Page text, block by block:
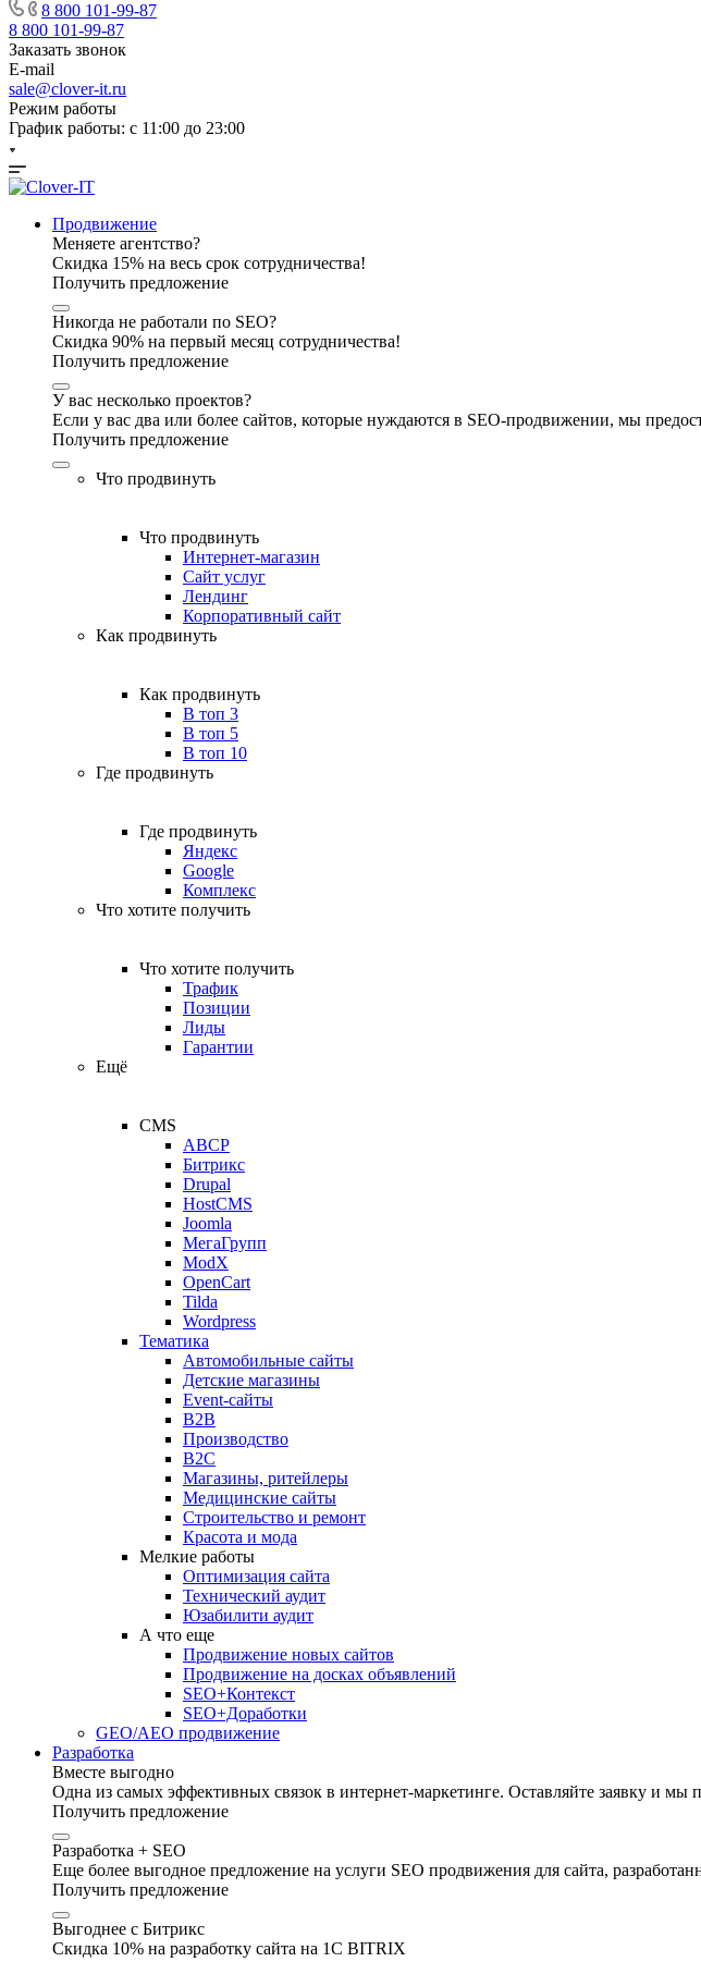
8 800 101-99-87
8 800 101-99-87
Заказать звонок
E-mail
sale@clover-it.ru
Режим работы
График работы: с 11:00 до 23:00
Продвижение
Меняете агентство?
Скидка 15% на весь срок сотрудничества!
Получить предложение
Никогда не работали по SEO?
Скидка 90% на первый месяц сотрудничества!
Получить предложение
У вас несколько проектов?
Если у вас два или более сайтов, которые нуждаются в SEO-продвижении, мы
Получить предложение
Что продвинуть
Что продвинуть
Интернет-магазин
Сайт услуг
Лендинг
Корпоративный сайт
Как продвинуть
Как продвинуть
В топ 3
В топ 5
В топ 10
Где продвинуть
Где продвинуть
Яндекс
Google
Комплекс
Что хотите получить
Что хотите получить
Трафик
Позиции
Лиды
Гарантии
Ещё
CMS
ABCP
Битрикс
Drupal
HostCMS
Joomla
МегаГрупп
ModX
OpenCart
Tilda
Wordpress
Тематика
Автомобильные сайты
Детские магазины
Event-сайты
B2B
Производство
B2C
Магазины, ритейлеры
Медицинские сайты
Строительство и ремонт
Красота и мода
Мелкие работы
Оптимизация сайта
Технический аудит
Юзабилити аудит
А что еще
Продвижение новых сайтов
Продвижение на досках объявлений
SEO+Контекст
SEO+Доработки
GEO/AEO продвижение
Разработка
Вместе выгодно
Одна из самых эффективных связок в интернет-маркетинге. Оставляйте заявку и мы
Получить предложение
Разработка + SEO
Еще более выгодное предложение на услуги SEO продвижения для сайта,
Получить предложение
Выгоднее с Битрикс
Скидка 10% на разработку сайта на 1C BITRIX